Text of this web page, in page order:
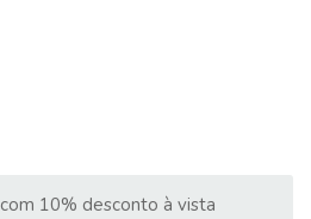
com 10% desconto à vista